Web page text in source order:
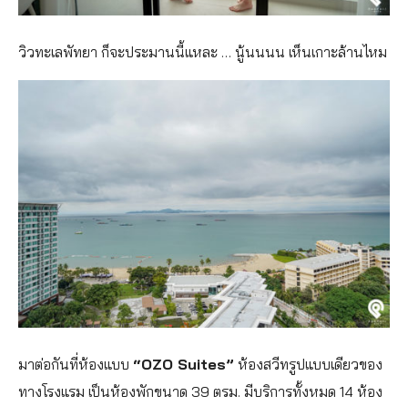
วิวทะเลพัทยา ก็จะประมานนี้แหละ … นู้นนนน เห็นเกาะล้านไหม
มาต่อกันที่ห้องแบบ “OZO Suites” ห้องสวีทรูปแบบเดียวของ
ทางโรงแรม เป็นห้องพักขนาด 39 ตรม. มีบริการทั้งหมด 14 ห้อง